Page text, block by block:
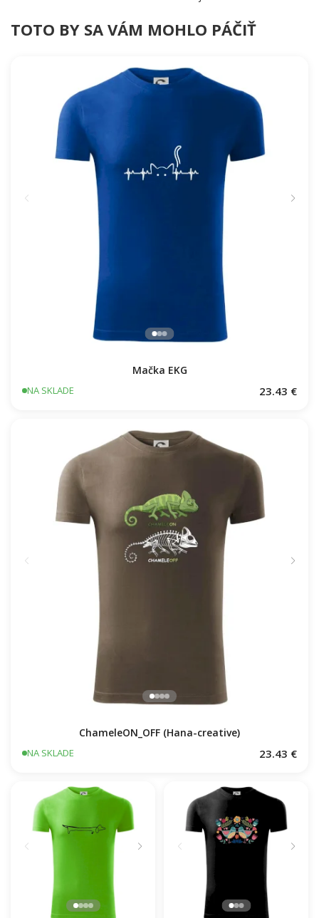
TOTO BY SA VÁM MOHLO PÁČIŤ
Mačka EKG
NA SKLADE 23.43 €
ChameleON_OFF (Hana-creative)
NA SKLADE 23.43 €